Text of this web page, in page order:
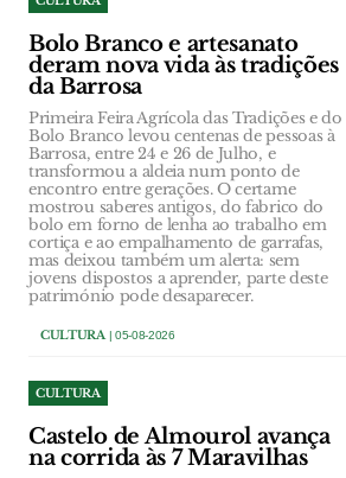
Bolo Branco e artesanato
deram nova vida às tradições
da Barrosa
Primeira Feira Agrícola das Tradições e do
Bolo Branco levou centenas de pessoas à
Barrosa, entre 24 e 26 de Julho, e
transformou a aldeia num ponto de
encontro entre gerações. O certame
mostrou saberes antigos, do fabrico do
bolo em forno de lenha ao trabalho em
cortiça e ao empalhamento de garrafas,
mas deixou também um alerta: sem
jovens dispostos a aprender, parte deste
património pode desaparecer.
CULTURA| 05-08-2026
CULTURA
Castelo de Almourol avança
na corrida às 7 Maravilhas